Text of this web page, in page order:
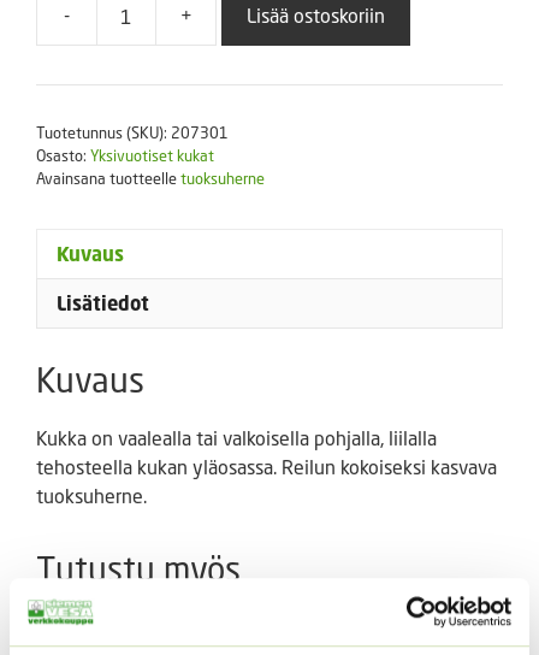
-
Tuoksuherne
Odoratus
Pulsar
25
+ Lisää ostoskoriin
Tuotetunnus (SKU): 207301
Osasto: Yksivuotiset kukat
Avainsana tuotteelletuoksuherne
Kuvaus
Lisätiedot
Kuvaus
Kukka on vaalealla tai valkoisella pohjalla, liilalla
tehosteella kukan yläosassa. Reilun kokoiseksi kasvava
tuoksuherne.
Tutustu myös